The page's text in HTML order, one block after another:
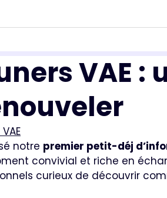
VAE :
notre premier petit-déj
convivial et riche en
curieux de découvrir